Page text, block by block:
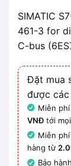
SIMATIC
461-3 for
C-bus
Đặt mua
được
Miễn
VNĐ tới
Miễn
hàng từ
Bảo